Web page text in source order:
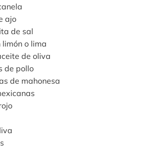
ajo
de sal
limón o lima
de oliva
de pollo
de mahonesa